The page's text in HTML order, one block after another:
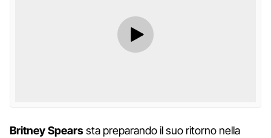
Britney Spearssta preparando il suo ritorno nella